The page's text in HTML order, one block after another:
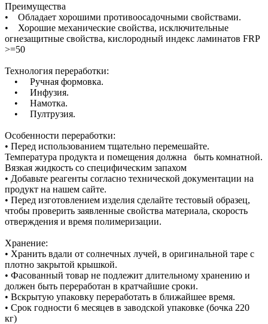
Преимущества
• Обладает хорошими противоосадочными свойствами.
• Хорошие механические свойства, исключительные
огнезащитные свойства, кислородный индекс ламинатов FRP
>=50
Технология переработки:
• Ручная формовка.
• Инфузия.
• Намотка.
• Пултрузия.
Особенности переработки:
• Перед использованием тщательно перемешайте.
Температура продукта и помещения должна быть комнатной.
Вязкая жидкость со специфическим запахом
• Добавьте реагенты согласно технической документации на
продукт на нашем сайте.
• Перед изготовлением изделия сделайте тестовый образец,
чтобы проверить заявленные свойства материала, скорость
отверждения и время полимеризации.
Хранение:
• Хранить вдали от солнечных лучей, в оригинальной таре с
плотно закрытой крышкой.
• Фасованный товар не подлежит длительному хранению и
должен быть переработан в кратчайшие сроки.
• Вскрытую упаковку переработать в ближайшее время.
• Срок годности 6 месяцев в заводской упаковке (бочка 220
кг)